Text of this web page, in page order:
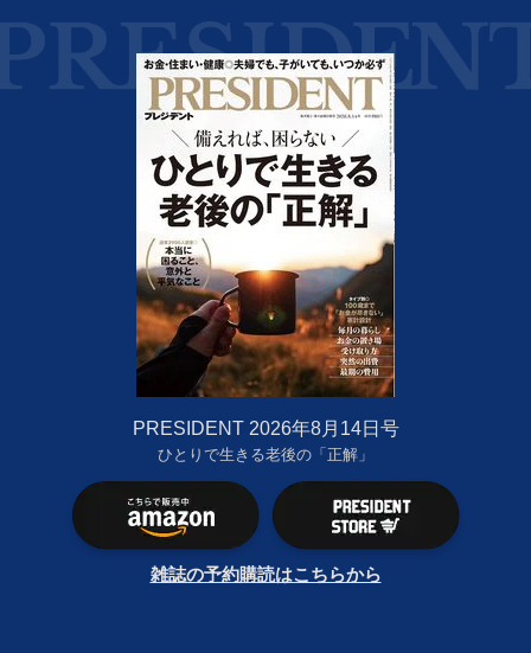
PRESIDENT 2026年8月14日号
ひとりで生きる老後の「正解」
雑誌の予約購読はこちらから